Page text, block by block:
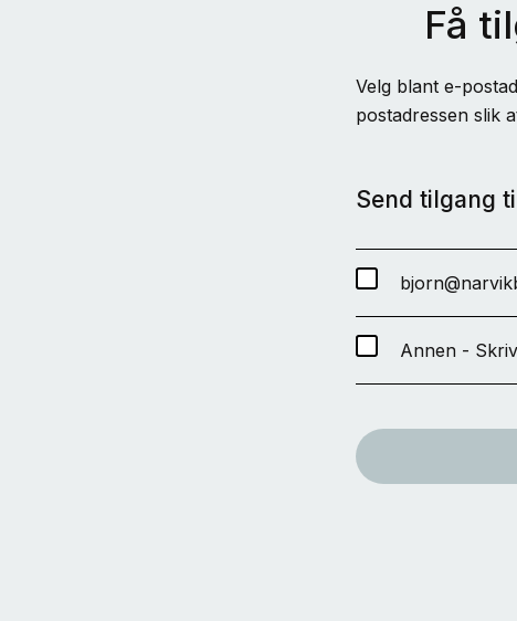
Få
Velg blant e-
postadressen slik
Send tilgang
Annen -